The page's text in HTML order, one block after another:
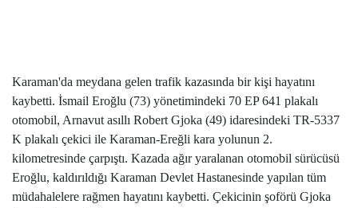
Karaman'da meydana gelen trafik kazasında bir kişi hayatını
kaybetti. İsmail Eroğlu (73) yönetimindeki 70 EP 641 plakalı
otomobil, Arnavut asıllı Robert Gjoka (49) idaresindeki TR-5337
K plakalı çekici ile Karaman-Ereğli kara yolunun 2.
kilometresinde çarpıştı. Kazada ağır yaralanan otomobil sürücüsü
Eroğlu, kaldırıldığı Karaman Devlet Hastanesinde yapılan tüm
müdahalelere rağmen hayatını kaybetti. Çekicinin şoförü Gjoka